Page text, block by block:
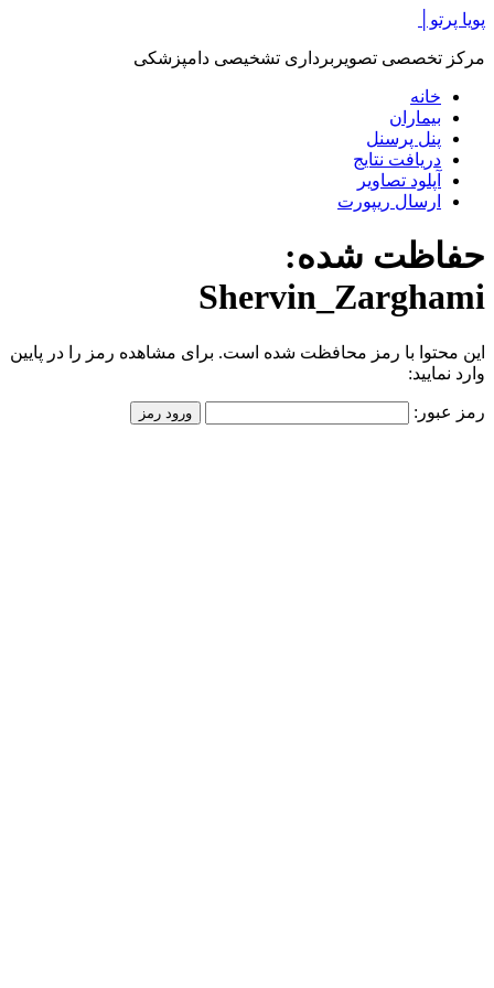
پرش
محتوا
پویا پرتو│
مرکز تخصصی تصویربرداری تشخیصی دامپزشکی
خانه
بیماران
پنل پرسنل
دریافت نتایج
آپلود تصاویر
ارسال ریپورت
حفاظت شده:
Shervin_Zarghami
این محتوا با رمز محافظت شده است. برای مشاهده رمز را در پایین
وارد نمایید:
رمز عبور: